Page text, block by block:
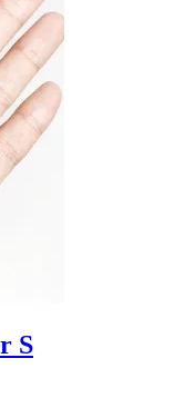
S